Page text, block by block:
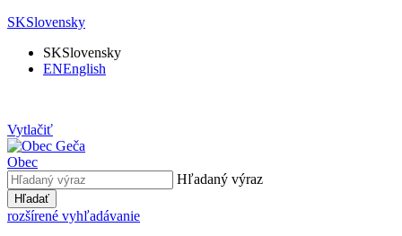
SKSlovensky
SKSlovensky
ENEnglish
Vytlačiť
Obec
Hľadaný výraz
Hľadať
rozšírené vyhľadávanie